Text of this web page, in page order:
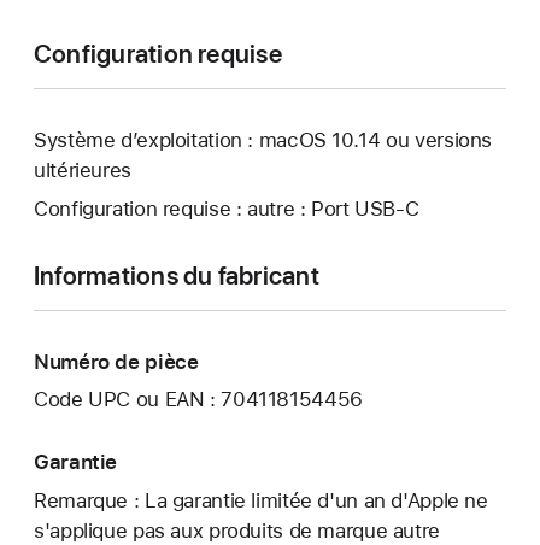
Configuration requise
Système d’exploitation : macOS 10.14 ou versions
ultérieures
Configuration requise : autre : Port USB‑C
Informations du fabricant
Numéro de pièce
Code UPC ou EAN : 704118154456
Garantie
Remarque : La garantie limitée d'un an d'Apple ne
s'applique pas aux produits de marque autre